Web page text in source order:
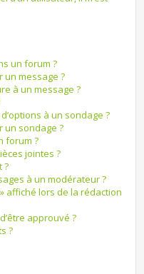
un forum ?
un message ?
à un message ?
à un sondage ?
un sondage ?
forum ?
jointes ?
?
à un modérateur ?
affiché lors de la rédaction
approuvé ?
?